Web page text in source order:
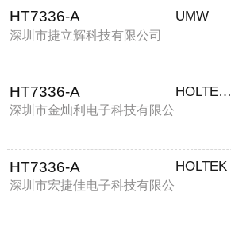
HT7336-A
深圳市捷立辉科技有限公司
UMW
HT7336-A
深圳市金灿利电子科技有限公
HOLTEK/合泰
HT7336-A
深圳市宏捷佳电子科技有限公
HOLTEK